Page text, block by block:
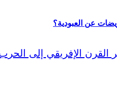
عن العبودية؟